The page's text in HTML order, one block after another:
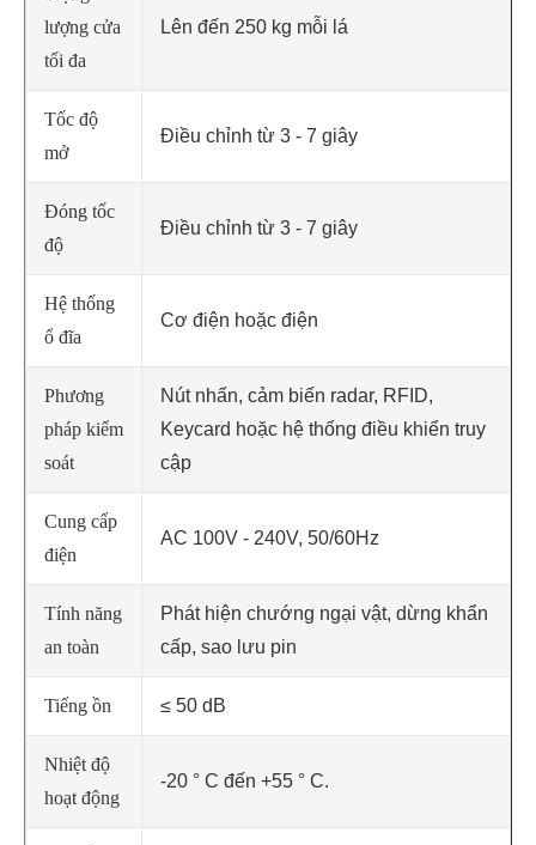
lượng cửa
tối đa
Lên đến 250 kg mỗi lá
Tốc độ
mở
Điều chỉnh từ 3 - 7 giây
Đóng tốc
độ
Điều chỉnh từ 3 - 7 giây
Hệ thống
ổ đĩa
Cơ điện hoặc điện
Phương
pháp kiểm
soát
Nút nhấn, cảm biến radar, RFID,
Keycard hoặc hệ thống điều khiển truy
cập
Cung cấp
điện
AC 100V - 240V, 50/60Hz
Tính năng
an toàn
Phát hiện chướng ngại vật, dừng khẩn
cấp, sao lưu pin
Tiếng ồn ≤ 50 dB
Nhiệt độ
hoạt động
-20 ° C đến +55 ° C.